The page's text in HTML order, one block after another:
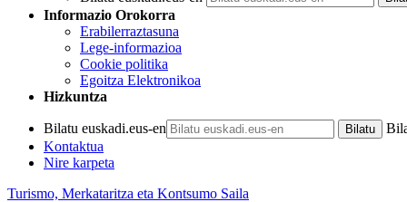
Informazio Orokorra
Erabilerraztasuna
Lege-informazioa
Cookie politika
Egoitza Elektronikoa
Hizkuntza
Bilatu euskadi.eus-en
Kontaktua
Nire karpeta
Turismo, Merkataritza eta Kontsumo Saila